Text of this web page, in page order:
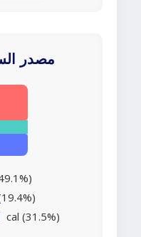
مصدر
(49.1%)
(19.4%)
175 cal (31.5%)